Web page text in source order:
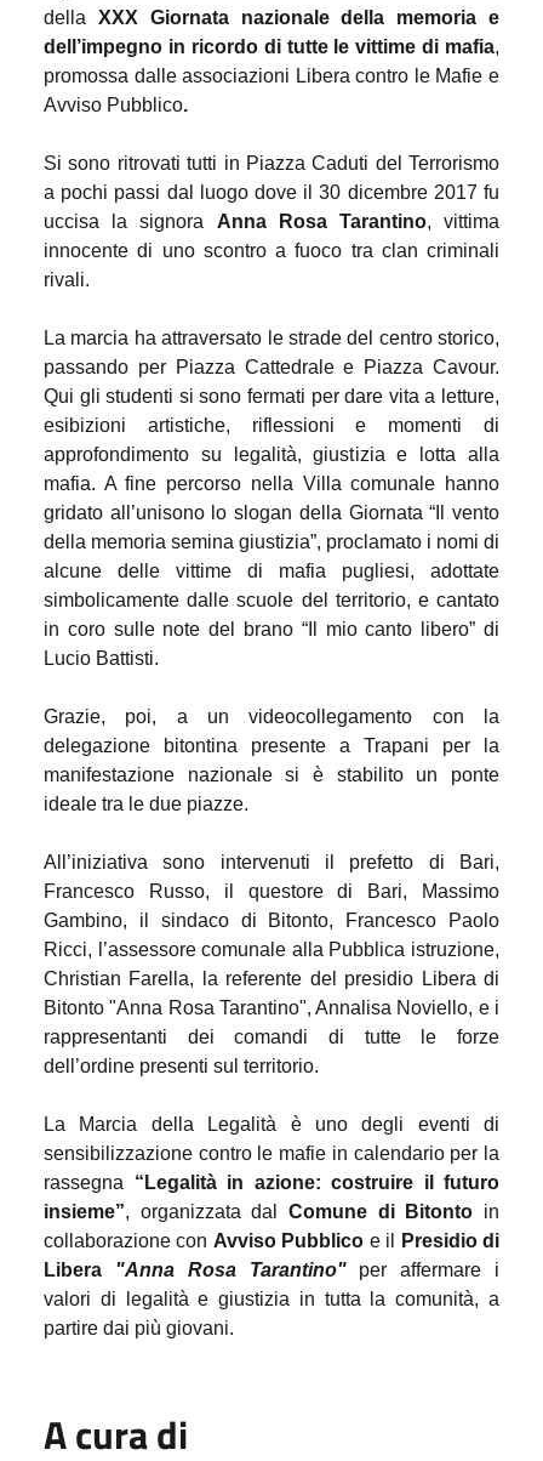
della XXX Giornata nazionale della memoria e
dell’impegno in ricordo di tutte le vittime di mafia,
promossa dalle associazioni Libera contro le Mafie e
Avviso Pubblico.
Si sono ritrovati tutti in Piazza Caduti del Terrorismo
a pochi passi dal luogo dove il 30 dicembre 2017 fu
uccisa la signora Anna Rosa Tarantino, vittima
innocente di uno scontro a fuoco tra clan criminali
rivali.
La marcia ha attraversato le strade del centro storico,
passando per Piazza Cattedrale e Piazza Cavour.
Qui gli studenti si sono fermati per dare vita a letture,
esibizioni artistiche, riflessioni e momenti di
approfondimento su legalità, giustizia e lotta alla
mafia. A fine percorso nella Villa comunale hanno
gridato all’unisono lo slogan della Giornata“Il vento
della memoria semina giustizia”, proclamato i nomi di
alcune delle vittime di mafia pugliesi, adottate
simbolicamente dalle scuole del territorio, e cantato
in coro sulle note del brano “Il mio canto libero” di
Lucio Battisti.
Grazie, poi, a un videocollegamento con la
delegazione bitontina presente a Trapani per la
manifestazione nazionale si è stabilito un ponte
ideale tra le due piazze.
All’iniziativa sono intervenuti il prefetto di Bari,
Francesco Russo, il questore di Bari, Massimo
Gambino, il sindaco di Bitonto,
Francesco Paolo
Ricci, l’assessore comunale alla Pubblica istruzione,
Christian Farella,
la referente del presidio Libera di
Bitonto "Anna Rosa Tarantino",Annalisa Noviello, e i
rappresentanti dei comandi di tutte le forze
dell’ordine presenti sul territorio.
La Marcia della Legalità è uno degli eventi di
sensibilizzazione contro le mafie in calendario per la
rassegna “Legalità in azione: costruire il futuro
insieme”, organizzata dalComune di Bitonto in
collaborazione con Avviso Pubblico e il
Presidio di
Libera "Anna Rosa Tarantino" per affermare i
valori di legalità e giustizia in tutta la comunità, a
partire dai più giovani.
A cura di